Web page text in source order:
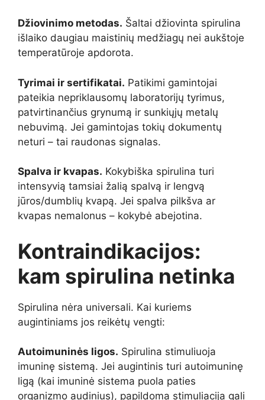
Džiovinimo metodas. Šaltai džiovinta spirulina
išlaiko daugiau maistinių medžiagų nei aukštoje
temperatūroje apdorota.
Tyrimai ir sertifikatai. Patikimi gamintojai
pateikia nepriklausomų laboratorijų tyrimus,
patvirtinančius grynumą ir sunkiųjų metalų
nebuvimą. Jei gamintojas tokių dokumentų
neturi – tai raudonas signalas.
Spalva ir kvapas. Kokybiška spirulina turi
intensyvią tamsiai žalią spalvą ir lengvą
jūros/dumblių kvapą. Jei spalva pilkšva ar
kvapas nemalonus – kokybė abejotina.
Kontraindikacijos:
kam spirulina netinka
Spirulina nėra universali. Kai kuriems
augintiniams jos reikėtų vengti:
Autoimuninės ligos. Spirulina stimuliuoja
imuninę sistemą. Jei augintinis turi autoimuninę
ligą (kai imuninė sistema puola paties
organizmo audinius), papildoma stimuliacija gali